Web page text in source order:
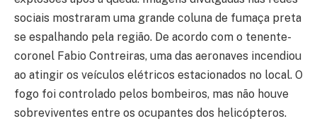
sociais mostraram uma grande coluna de fumaça preta
se espalhando pela região. De acordo com o tenente-
coronel Fabio Contreiras, uma das aeronaves incendiou
ao atingir os veículos elétricos estacionados no local. O
fogo foi controlado pelos bombeiros, mas não houve
sobreviventes entre os ocupantes dos helicópteros.